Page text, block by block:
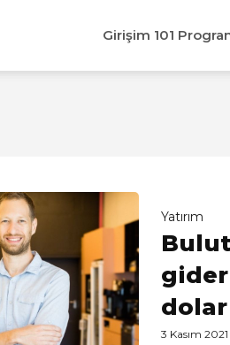
Girişim 101
Yatırım
dolar
3 Kasım 2021